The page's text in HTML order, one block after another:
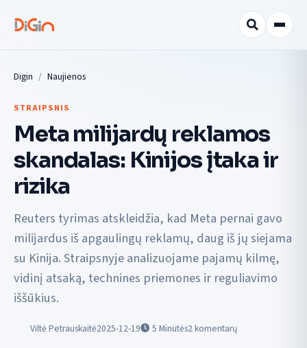
Digin Naujienos
STRAIPSNIS
Meta milijardų reklamos
skandalas: Kinijos įtaka ir
rizika
Reuters tyrimas atskleidžia, kad Meta pernai gavo
milijardus iš apgaulingų reklamų, daug iš jų siejama
su Kinija. Straipsnyje analizuojame pajamų kilmę,
vidinį atsaką, technines priemones ir reguliavimo
iššūkius.
Viltė Petrauskaitė2025-12-19 5 Minutės2 komentarų